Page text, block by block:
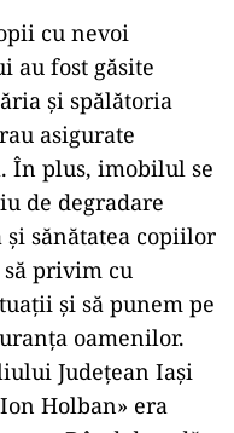
cu nevoi
au fost găsite
şi spălătoria
asigurate
În plus, imobilul se
de degradare
sănătatea copiilor
să privim cu
şi să punem pe
oamenilor.
Judeţean Iaşi
Holban» era